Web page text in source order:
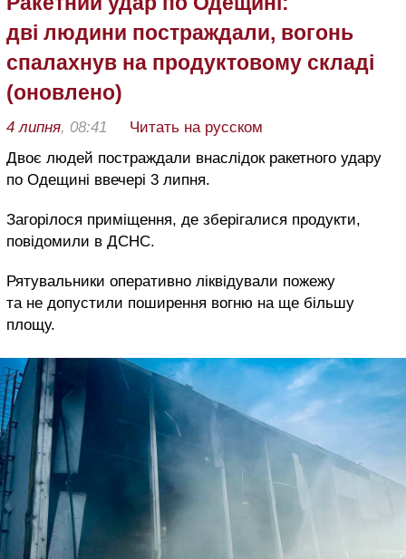
дві людини постраждали, вогонь
спалахнув на продуктовому складі
(оновлено)
4 липня, 08:41
Читать на русском
Двоє людей постраждали внаслідок ракетного удару
по Одещині ввечері 3 липня.
Загорілося приміщення, де зберігалися продукти,
повідомили в ДСНС.
Рятувальники оперативно ліквідували пожежу
та не допустили поширення вогню на ще більшу
площу.